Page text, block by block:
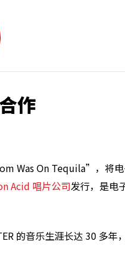
作
Was On Tequila”，将
Acid 唱片公司发行，是电
的音乐生涯长达 30 多